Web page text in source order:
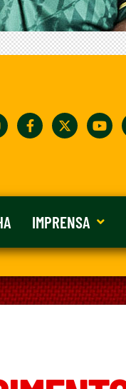
IMPRENSA